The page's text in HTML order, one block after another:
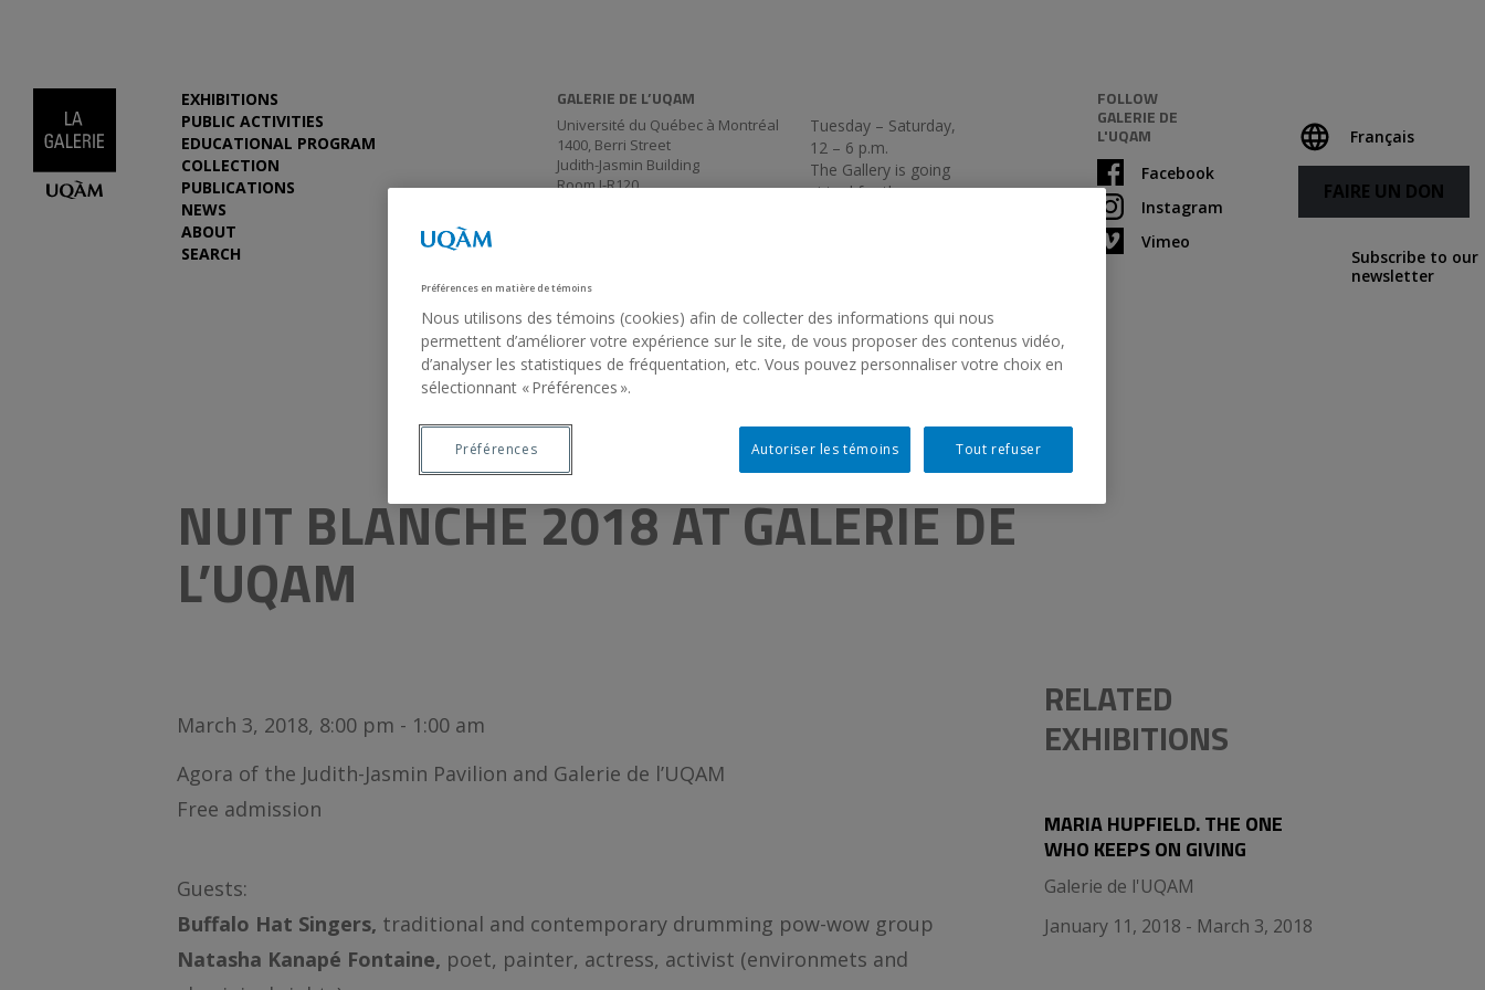
EXHIBITIONS
PUBLIC ACTIVITIES
EDUCATIONAL PROGRAM
COLLECTION
PUBLICATIONS
NEWS
ABOUT
SEARCH
GALERIE DE L’UQAM
Université du Québec à Montréal
1400, Berri Street
Judith-Jasmin Building
Room J-R120
Tuesday – Saturday,
12 – 6 p.m.
The Gallery is going
virtual for the
FOLLOW
GALERIE DE
L'UQAM
Facebook
Instagram
Vimeo
Français
FAIRE UN DON
Subscribe to our
newsletter
NUIT BLANCHE 2018 AT GALERIE DE
L’UQAM
March 3, 2018, 8:00 pm - 1:00 am
Agora of the Judith-Jasmin Pavilion and Galerie de l’UQAM
Free admission
Guests:
Buffalo Hat Singers, traditional and contemporary drumming pow-wow group
Natasha Kanapé Fontaine, poet, painter, actress, activist (environmets and
RELATED
EXHIBITIONS
MARIA HUPFIELD. THE ONE
WHO KEEPS ON GIVING
Galerie de l'UQAM
January 11, 2018 - March 3, 2018
Préférences en matière de témoins
Nous utilisons des témoins (cookies) afin de collecter des informations qui nous
permettent d’améliorer votre expérience sur le site, de vous proposer des contenus vidéo,
d’analyser les statistiques de fréquentation, etc. Vous pouvez personnaliser votre choix en
sélectionnant « Préférences ».
Tout refuser
Autoriser les témoins
Préférences